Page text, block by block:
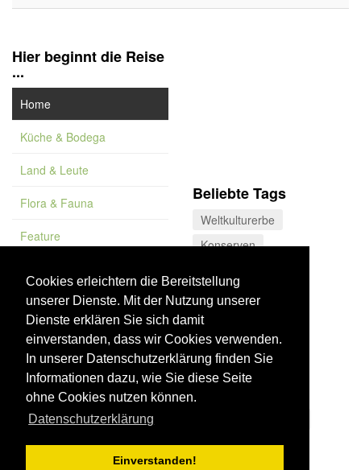
Cookies erleichtern die Bereitstellung
unserer Dienste. Mit der Nutzung unserer
Dienste erklären Sie sich damit
einverstanden, dass wir Cookies verwenden.
In unserer Datenschutzerklärung finden Sie
Informationen dazu, wie Sie diese Seite
ohne Cookies nutzen können.
Datenschutzerklärung
Einverstanden!
Hier beginnt die Reise
...
Home
Küche & Bodega
Land & Leute
Flora & Fauna
Feature
Beliebte Tags
Weltkulturerbe
Konserven
Sierra de Castril
Wurstwaren
Valle del Poqueira
Fiesta
Museum